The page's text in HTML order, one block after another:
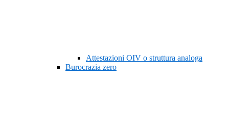
Attestazioni OIV o struttura analoga
Burocrazia zero